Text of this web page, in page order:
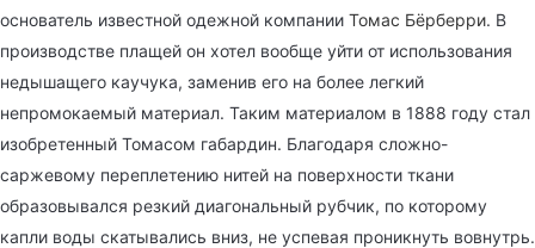
основатель известной одежной компании Томас Бёрберри. В
производстве плащей он хотел вообще уйти от использования
недышащего каучука, заменив его на более легкий
непромокаемый материал. Таким материалом в 1888 году стал
изобретенный Томасом габардин. Благодаря сложно-
саржевому переплетению нитей на поверхности ткани
образовывался резкий диагональный рубчик, по которому
капли воды скатывались вниз, не успевая проникнуть вовнутрь.